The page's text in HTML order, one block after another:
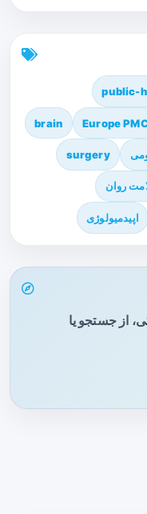
public-
Europe
brain
surgery
روان
اپیدمیولوژی
از جستجو یا